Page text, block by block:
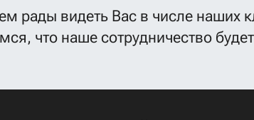
рады видеть Вас в числе наших
что наше сотрудничество